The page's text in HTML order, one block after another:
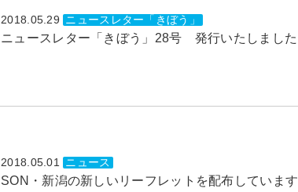
2018.05.29 ニュースレター「きぼう」
ニュースレター「きぼう」28号 発行いたしました
2018.05.01 ニュース
SON・新潟の新しいリーフレットを配布しています